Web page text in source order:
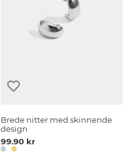
Brede nitter med skinnende
design
99.90 kr